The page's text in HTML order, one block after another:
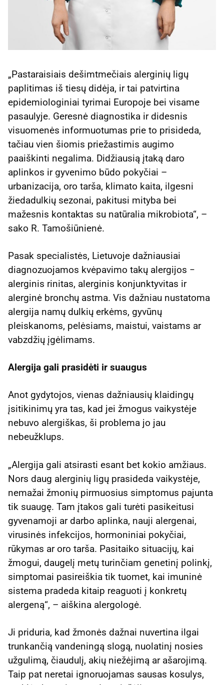
„Pastaraisiais dešimtmečiais alerginių ligų
paplitimas iš tiesų didėja, ir tai patvirtina
epidemiologiniai tyrimai Europoje bei visame
pasaulyje. Geresnė diagnostika ir didesnis
visuomenės informuotumas prie to prisideda,
tačiau vien šiomis priežastimis augimo
paaiškinti negalima. Didžiausią įtaką daro
aplinkos ir gyvenimo būdo pokyčiai –
urbanizacija, oro tarša, klimato kaita, ilgesni
žiedadulkių sezonai, pakitusi mityba bei
mažesnis kontaktas su natūralia mikrobiota“, –
sako R. Tamošiūnienė.
Pasak specialistės, Lietuvoje dažniausiai
diagnozuojamos kvėpavimo takų alergijos −
alerginis rinitas, alerginis konjunktyvitas ir
alerginė bronchų astma. Vis dažniau nustatoma
alergija namų dulkių erkėms, gyvūnų
pleiskanoms, pelėsiams, maistui, vaistams ar
vabzdžių įgėlimams.
Alergija gali prasidėti ir suaugus
Anot gydytojos, vienas dažniausių klaidingų
įsitikinimų yra tas, kad jei žmogus vaikystėje
nebuvo alergiškas, ši problema jo jau
nebeužklups.
„Alergija gali atsirasti esant bet kokio amžiaus.
Nors daug alerginių ligų prasideda vaikystėje,
nemažai žmonių pirmuosius simptomus pajunta
tik suaugę. Tam įtakos gali turėti pasikeitusi
gyvenamoji ar darbo aplinka, nauji alergenai,
virusinės infekcijos, hormoniniai pokyčiai,
rūkymas ar oro tarša. Pasitaiko situacijų, kai
žmogui, daugelį metų turinčiam genetinį polinkį,
simptomai pasireiškia tik tuomet, kai imuninė
sistema pradeda kitaip reaguoti į konkretų
alergeną“, – aiškina alergologė.
Ji priduria, kad žmonės dažnai nuvertina ilgai
trunkančią vandeningą slogą, nuolatinį nosies
užgulimą, čiaudulį, akių niežėjimą ar ašarojimą.
Taip pat neretai ignoruojamas sausas kosulys,